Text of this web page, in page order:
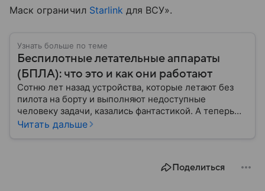
Маск ограничил Starlink для ВСУ».
Узнать больше по теме
Беспилотные летательные аппараты
(БПЛА): что это и как они работают
Сотню лет назад устройства, которые летают без
пилота на борту и выполняют недоступные
человеку задачи, казались фантастикой. А теперь
они стали реальностью: собрали главное о
Читать дальше
Поделиться